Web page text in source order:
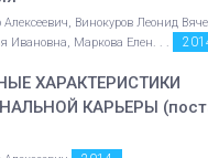
Винокуров Леонид
Ивановна, Маркова Елен. . .
ХАРАКТЕРИСТИКИ
КАРЬЕРЫ